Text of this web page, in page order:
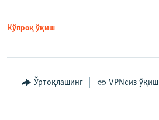
Кўпроқ ўқиш
Ўртоқлашинг VPNсиз ўқиш